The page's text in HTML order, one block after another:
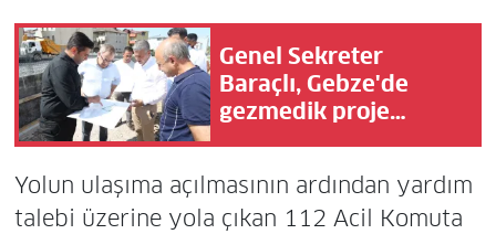
Genel Sekreter
Baraçlı, Gebze'de
gezmedik proje
Yolun ulaşıma açılmasının ardından yardım
talebi üzerine yola çıkan 112 Acil Komuta